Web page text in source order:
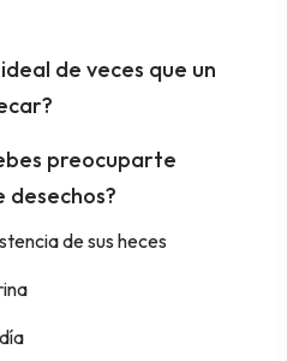
de veces que un
preocuparte
desechos?
de sus heces